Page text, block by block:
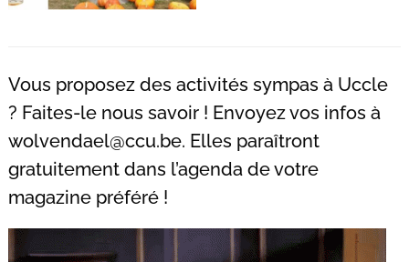
Vous proposez des activités sympas à Uccle
? Faites-le nous savoir ! Envoyez vos infos à
wolvendael@ccu.be. Elles paraîtront
gratuitement dans l’agenda de votre
magazine préféré !
Recherche
pour
: